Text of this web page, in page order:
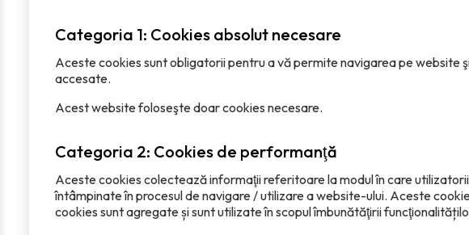
Categoria 1: Cookies absolut necesare
Aceste cookies sunt obligatorii pentru a vă permite navigarea pe website
accesate.
Acest website foloseşte doar cookies necesare.
Categoria 2: Cookies de performanţă
Aceste cookies colectează informaţii referitoare la modul în care
întâmpinate în procesul de navigare / utilizare a website-ului. Aceste
cookies sunt agregate și sunt utilizate în scopul îmbunătăţirii